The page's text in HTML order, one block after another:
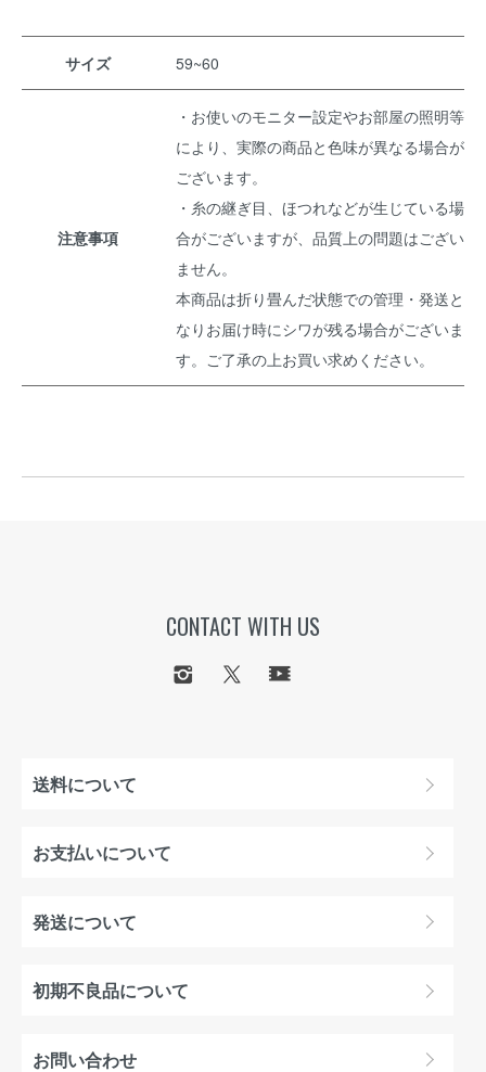
サイズ 59~60
注意事項
・お使いのモニター設定やお部屋の照明等
により、実際の商品と色味が異なる場合が
ございます。
・糸の継ぎ目、ほつれなどが生じている場
合がございますが、品質上の問題はござい
ません。
本商品は折り畳んだ状態での管理・発送と
なりお届け時にシワが残る場合がございま
す。ご了承の上お買い求めください。
CONTACT WITH US
送料について
お支払いについて
発送について
初期不良品について
お問い合わせ